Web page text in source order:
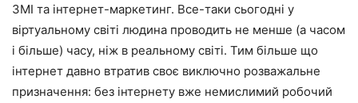
ЗМІ та інтернет-маркетинг. Все-таки сьогодні у
віртуальному світі людина проводить не менше (а часом
і більше) часу, ніж в реальному світі. Тим більше що
інтернет давно втратив своє виключно розважальне
призначення: без інтернету вже немислимий робочий